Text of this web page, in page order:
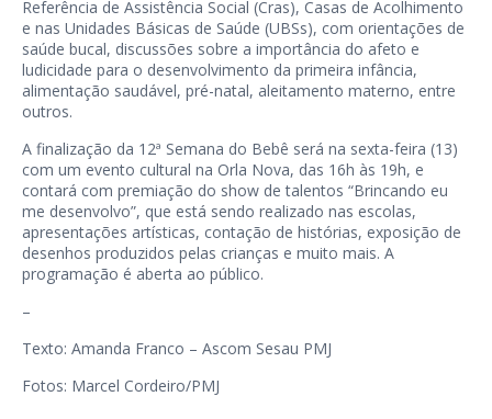
Referência de Assistência Social (Cras), Casas de Acolhimento
e nas Unidades Básicas de Saúde (UBSs), com orientações de
saúde bucal, discussões sobre a importância do afeto e
ludicidade para o desenvolvimento da primeira infância,
alimentação saudável, pré-natal, aleitamento materno, entre
outros.
A finalização da 12ª Semana do Bebê será na sexta-feira (13)
com um evento cultural na Orla Nova, das 16h às 19h, e
contará com premiação do show de talentos “Brincando eu
me desenvolvo”, que está sendo realizado nas escolas,
apresentações artísticas, contação de histórias, exposição de
desenhos produzidos pelas crianças e muito mais. A
programação é aberta ao público.
–
Texto: Amanda Franco – Ascom Sesau PMJ
Fotos: Marcel Cordeiro/PMJ